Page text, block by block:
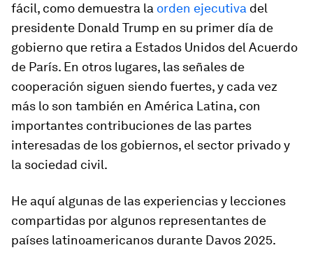
fácil, como demuestra la orden ejecutiva del
presidente Donald Trump en su primer día de
gobierno que retira a Estados Unidos del Acuerdo
de París. En otros lugares, las señales de
cooperación siguen siendo fuertes, y cada vez
más lo son también en América Latina, con
importantes contribuciones de las partes
interesadas de los gobiernos, el sector privado y
la sociedad civil.
He aquí algunas de las experiencias y lecciones
compartidas por algunos representantes de
países latinoamericanos durante Davos 2025.